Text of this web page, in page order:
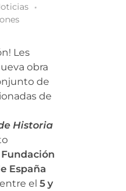
Les
obra
de
de
Historia
Fundación
España
el 5 y